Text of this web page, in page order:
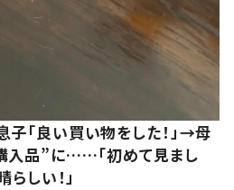
「良い買い物をした！」→母
入品”に……「初めて見まし
らしい！」